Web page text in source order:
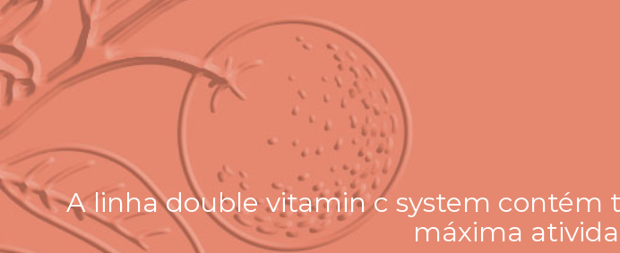
A linha double vitamin c system contém
máxima